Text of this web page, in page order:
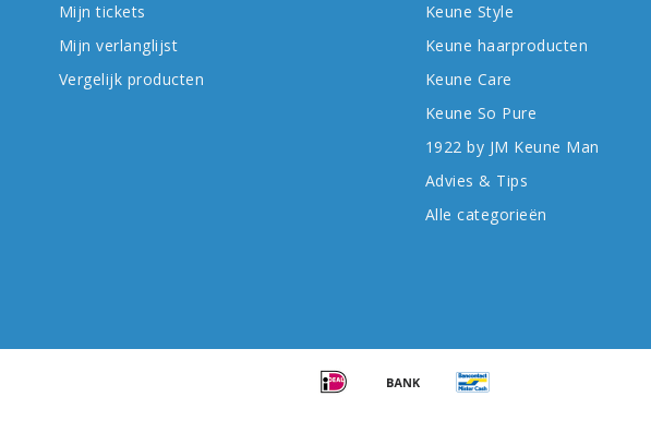
Mijn tickets
Mijn verlanglijst
Vergelijk producten
Keune Style
Keune haarproducten
Keune Care
Keune So Pure
1922 by JM Keune Man
Advies & Tips
Alle categorieën